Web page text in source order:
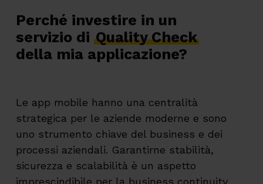
Perché investire in un
servizio di Quality Check
della mia applicazione?
Le app mobile hanno una centralità
strategica per le aziende moderne e sono
uno strumento chiave del business e dei
processi aziendali. Garantirne stabilità,
sicurezza e scalabilità è un aspetto
imprescindibile per la business continuity,